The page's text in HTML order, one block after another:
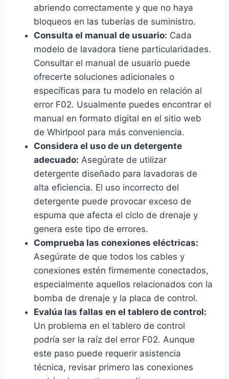
abriendo correctamente y que no haya
bloqueos en las tuberías de suministro.
Consulta el manual de usuario: Cada
modelo de lavadora tiene particularidades.
Consultar el manual de usuario puede
ofrecerte soluciones adicionales o
específicas para tu modelo en relación al
error F02. Usualmente puedes encontrar el
manual en formato digital en el sitio web
de Whirlpool para más conveniencia.
Considera el uso de un detergente
adecuado: Asegúrate de utilizar
detergente diseñado para lavadoras de
alta eficiencia. El uso incorrecto del
detergente puede provocar exceso de
espuma que afecta el ciclo de drenaje y
genera este tipo de errores.
Comprueba las conexiones eléctricas:
Asegúrate de que todos los cables y
conexiones estén firmemente conectados,
especialmente aquellos relacionados con la
bomba de drenaje y la placa de control.
Evalúa las fallas en el tablero de control:
Un problema en el tablero de control
podría ser la raíz del error F02. Aunque
este paso puede requerir asistencia
técnica, revisar primero las conexiones